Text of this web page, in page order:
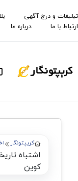
تبلیغات و درج آگهی
ارتباط با ما
درباره ما
کریپتونگار
کوین